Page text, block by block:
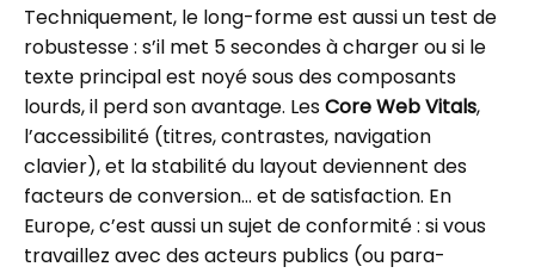
Techniquement, le long-forme est aussi un test de
robustesse : s’il met 5 secondes à charger ou si le
texte principal est noyé sous des composants
lourds, il perd son avantage. LesCore Web Vitals,
l’accessibilité (titres, contrastes, navigation
clavier), et la stabilité du layout deviennent des
facteurs de conversion… et de satisfaction. En
Europe, c’est aussi un sujet de conformité : si vous
travaillez avec des acteurs publics (ou para-